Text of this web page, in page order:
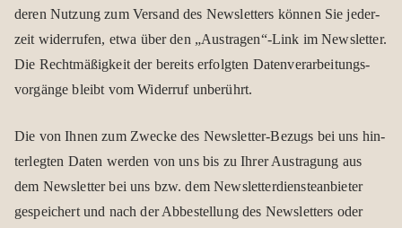
deren Nut­zung zum Ver­sand des News­let­ters kön­nen Sie jeder­
zeit wider­ru­fen, etwa über den „Austragen“-Link im News­let­ter.
Die Recht­mä­ßig­keit der bereits erfolg­ten Daten­ver­ar­bei­tungs­
vor­gänge bleibt vom Wider­ruf unbe­rührt.
Die von Ihnen zum Zwe­cke des News­let­ter-Bezugs bei uns hin­
ter­leg­ten Daten wer­den von uns bis zu Ihrer Aus­tra­gung aus
dem News­let­ter bei uns bzw. dem News­let­ter­diens­te­an­bie­ter
gespei­chert und nach der Abbe­stel­lung des News­let­ters oder